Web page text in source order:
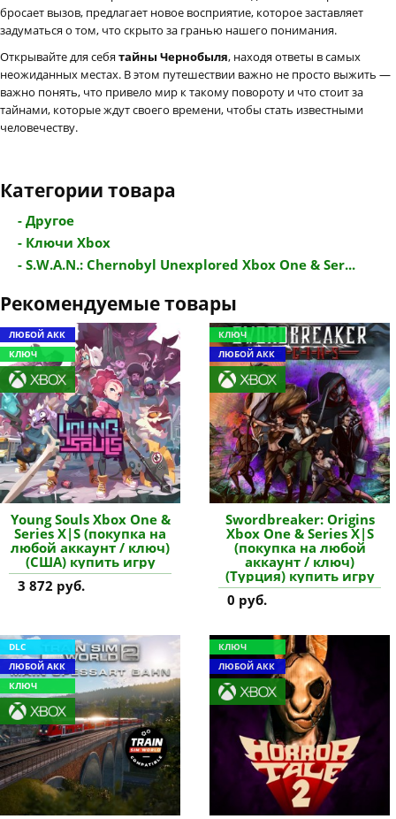
бросает вызов, предлагает новое восприятие, которое заставляет
задуматься о том, что скрыто за гранью нашего понимания.
Открывайте для себя тайны Чернобыля, находя ответы в самых
неожиданных местах. В этом путешествии важно не просто выжить —
важно понять, что привело мир к такому повороту и что стоит за
тайнами, которые ждут своего времени, чтобы стать известными
человечеству.
Категории товара
- Другое
- Ключи Xbox
- S.W.A.N.: Chernobyl Unexplored Xbox One & Ser...
Рекомендуемые товары
ЛЮБОЙ АКК
КЛЮЧ
Young Souls Xbox One &
Series X|S (покупка на
любой аккаунт / ключ)
(США) купить игру
3 872 руб.
КЛЮЧ
ЛЮБОЙ АКК
Swordbreaker: Origins
Xbox One & Series X|S
(покупка на любой
аккаунт / ключ)
(Турция) купить игру
0 руб.
DLC
ЛЮБОЙ АКК
КЛЮЧ
КЛЮЧ
ЛЮБОЙ АКК